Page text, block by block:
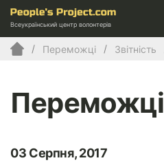
Всеукраїнський центр волонтерів
Переможці Звітність
Переможці
03 Серпня, 2017